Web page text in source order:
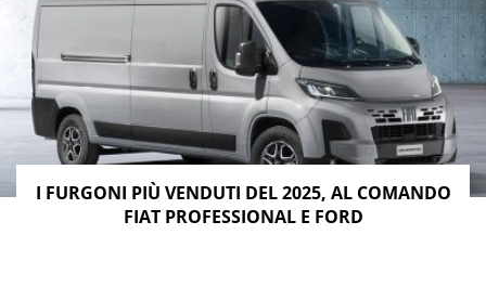
I FURGONI PIÙ VENDUTI DEL 2025, AL COMANDO
FIAT PROFESSIONAL E FORD